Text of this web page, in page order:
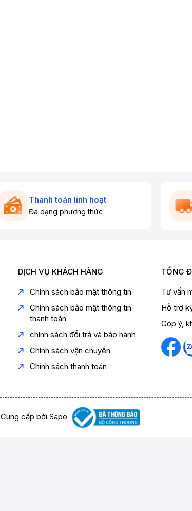
Thanh toán linh hoạt
Đa dạng phương thức
DỊCH VỤ KHÁCH HÀNG
Chính sách bảo mật thông tin
Chính sách bảo mật thông tin
thanh toán
chính sách đổi trả và bảo hành
Chính sách vận chuyển
Chính sách thanh toán
TỔNG
Tư vấn
Hỗ trợ
Góp ý,
Cung cấp bởi Sapo